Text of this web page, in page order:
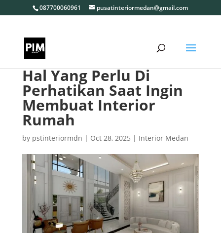
087700060961 pusatinteriormedan@gmail.com
Hal Yang Perlu Di
Perhatikan Saat Ingin
Membuat Interior
Rumah
by pstinteriormdn | Oct 28, 2025 | Interior Medan